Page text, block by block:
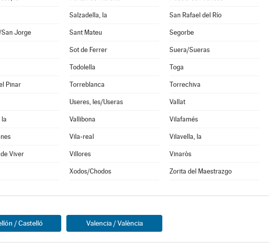
Salzadella, la San Rafael del Río
Jorge Sant Mateu Segorbe
Sot de Ferrer Suera/Sueras
Todolella Toga
Pinar Torreblanca Torrechiva
Useres, les/Useras Vallat
la Vallibona Vilafamés
Vila-real Vilavella, la
Viver Villores Vinaròs
Xodos/Chodos Zorita del Maestrazgo
/ Castelló Valencia / València